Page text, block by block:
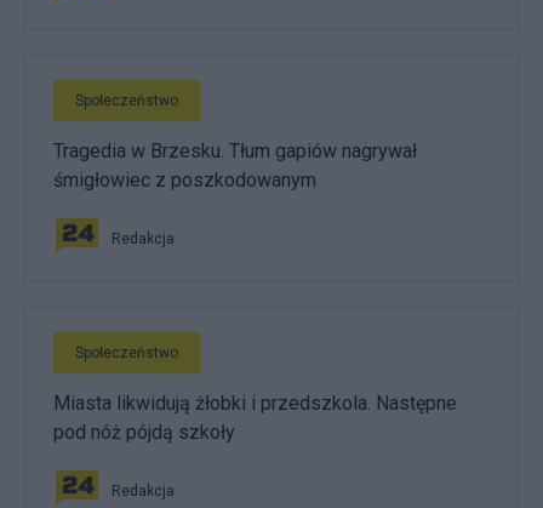
Społeczeństwo
Tragedia w Brzesku. Tłum gapiów nagrywał
śmigłowiec z poszkodowanym
Redakcja
Społeczeństwo
Miasta likwidują żłobki i przedszkola. Następne
pod nóż pójdą szkoły
Redakcja